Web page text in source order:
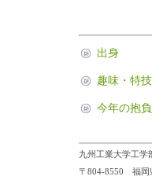
出身
趣味・特技
今年の抱負
九州工業大学工学
〒804-8550 福岡